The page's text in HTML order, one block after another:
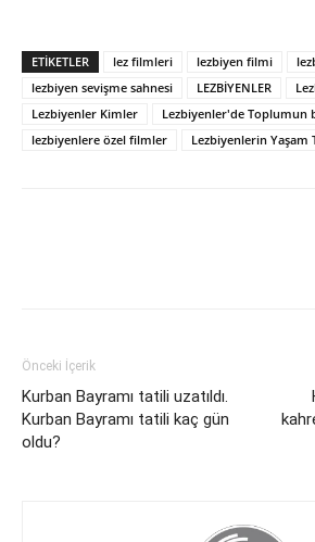
ETİKETLER lez filmleri lezbiyen filmi
lezbiyen sevişme sahnesi
LEZBİYENLER
Lezbiyenler Kimler
Lezbiyenler'de Toplumun
lezbiyenlere özel filmler
Lezbiyenlerin Yaşam
Önceki İçerik
Kurban Bayramı tatili uzatıldı.
Kurban Bayramı tatili kaç gün
oldu?